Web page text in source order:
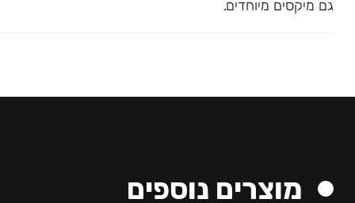
גם מיקסים מיוחדים.
מוצרים נוספים